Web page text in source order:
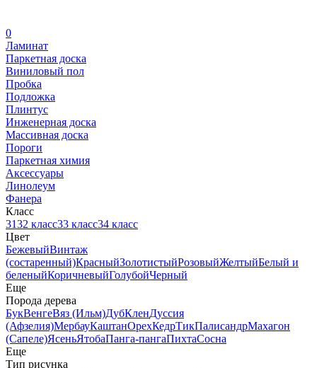
0
Ламинат
Паркетная доска
Виниловый пол
Пробка
Подложка
Плинтус
Инженерная доска
Массивная доска
Пороги
Паркетная химия
Аксессуары
Линолеум
Фанера
Класс
3132 класс33 класс34 класс
Цвет
БежевыйВинтаж
(состаренный)КрасныйЗолотистыйРозовыйЖелтыйБелый и
беленыйКоричневыйГолубойЧерный
Еще
Порода дерева
БукВенгеВяз (Ильм)ДубКленДуссия
(Афзелия)МербауКаштанОрехКедрТикПалисандрМахагон
(Сапеле)ЯсеньЯтобаПанга-пангаПихтаСосна
Еще
Тип рисунка